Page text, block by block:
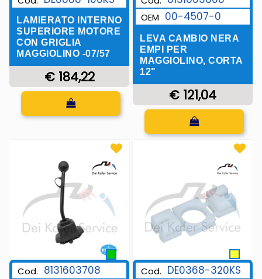
LAMIERATO INTERNO
SUPERIORE MOTORE
CON GRIGLIA
MAGGIOLINO -07/57
€ 184,22
Quantità
OEM 00-4507-0
LEVA CAMBIO NERA
EMPI PER
MAGGIOLINO, CORTA
12"
€ 121,04
Quantità
Cod. 8131603708 Cod. DE0368-320KS